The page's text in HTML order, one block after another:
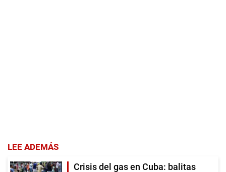
LEE ADEMÁS
Crisis del gas en Cuba: balitas